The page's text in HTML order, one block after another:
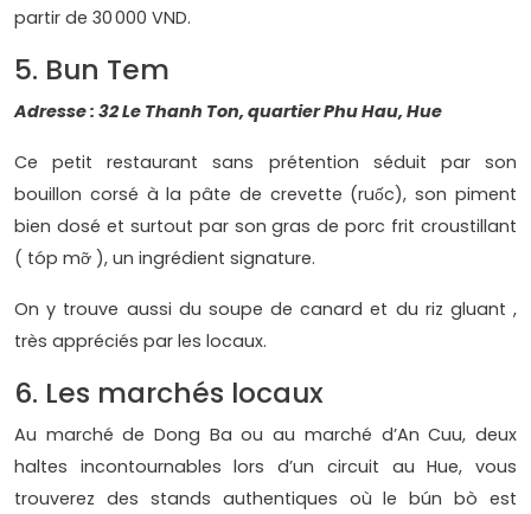
partir de 30 000 VND.
5. Bun Tem
Adresse : 32 Le Thanh Ton, quartier Phu Hau, Hue
Ce petit restaurant sans prétention séduit par son
bouillon corsé à la pâte de crevette (ruốc), son piment
bien dosé et surtout par son gras de porc frit croustillant
( tóp mỡ ), un ingrédient signature.
On y trouve aussi du soupe de canard et du riz gluant ,
très appréciés par les locaux.
6. Les marchés locaux
Au marché de Dong Ba ou au marché d’An Cuu, deux
haltes incontournables lors d’un circuit au Hue, vous
trouverez des stands authentiques où le bún bò est